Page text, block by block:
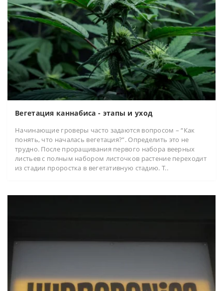
Вегетация каннабиса - этапы и уход
Начинающие гроверы часто задаются вопросом – “Как
понять, что началась вегетация?”. Определить это не
трудно. После проращивания первого набора веерных
листьев с полным набором листочков растение переходит
из стадии проростка в вегетативную стадию. Т..